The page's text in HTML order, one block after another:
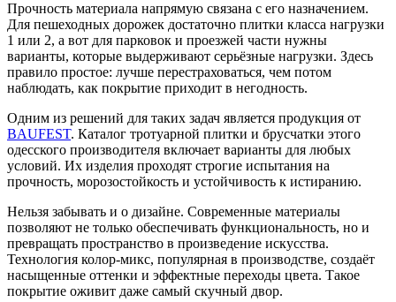
Прочность материала напрямую связана с его назначением.
Для пешеходных дорожек достаточно плитки класса нагрузки
1 или 2, а вот для парковок и проезжей части нужны
варианты, которые выдерживают серьёзные нагрузки. Здесь
правило простое: лучше перестраховаться, чем потом
наблюдать, как покрытие приходит в негодность.
Одним из решений для таких задач является продукция от
BAUFEST. Каталог тротуарной плитки и брусчатки этого
одесского производителя включает варианты для любых
условий. Их изделия проходят строгие испытания на
прочность, морозостойкость и устойчивость к истиранию.
Нельзя забывать и о дизайне. Современные материалы
позволяют не только обеспечивать функциональность, но и
превращать пространство в произведение искусства.
Технология колор-микс, популярная в производстве, создаёт
насыщенные оттенки и эффектные переходы цвета. Такое
покрытие оживит даже самый скучный двор.